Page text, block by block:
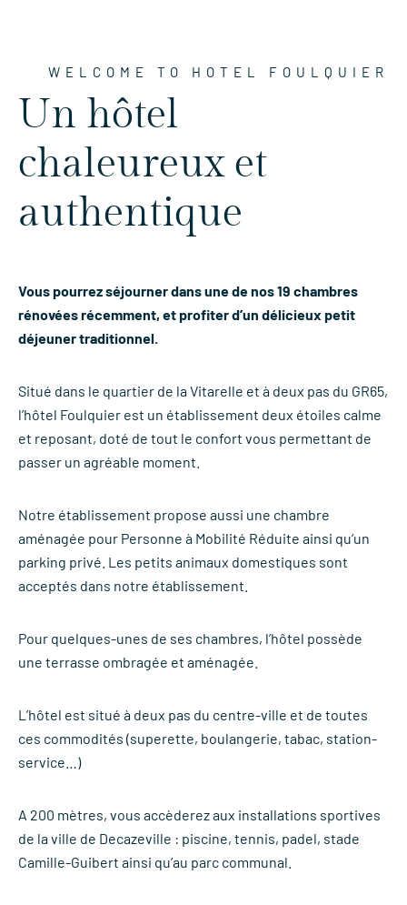
WELCOME TO HOTEL FOULQUIER
Un hôtel
chaleureux et
authentique
Vous pourrez séjourner dans une de nos 19 chambres
rénovées récemment, et profiter d’un délicieux petit
déjeuner traditionnel.
Situé dans le quartier de la Vitarelle et à deux pas du GR65,
l’hôtel Foulquier est un établissement deux étoiles calme
et reposant, doté de tout le confort vous permettant de
passer un agréable moment.
Notre établissement propose aussi une chambre
aménagée pour Personne à Mobilité Réduite ainsi qu’un
parking privé. Les petits animaux domestiques sont
acceptés dans notre établissement.
Pour quelques-unes de ses chambres, l’hôtel possède
une terrasse ombragée et aménagée.
L’hôtel est situé à deux pas du centre-ville et de toutes
ces commodités (superette, boulangerie, tabac, station-
service…)
A 200 mètres, vous accèderez aux installations sportives
de la ville de Decazeville : piscine, tennis, padel, stade
Camille-Guibert ainsi qu’au parc communal.